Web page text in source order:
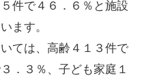
件で４６．６％と施設
ます。
ては、高齢４１３件で
．３％、子ども家庭１